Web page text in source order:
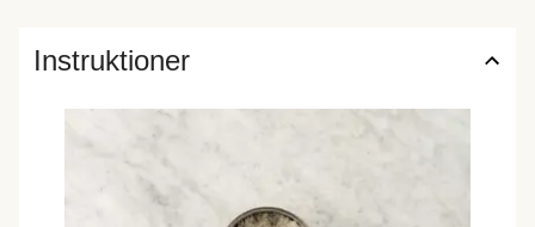
Instruktioner